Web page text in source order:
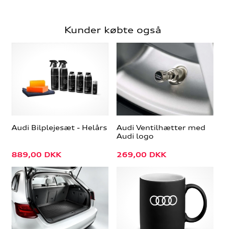
Kunder købte også
Audi Bilplejesæt - Helårs
889,00 DKK
Audi Ventilhætter med
Audi logo
269,00 DKK